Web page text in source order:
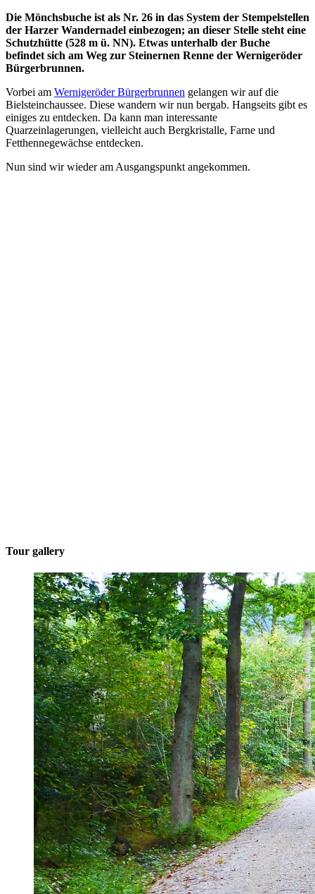
Die Mönchsbuche ist als Nr. 26 in das System der Stempelstellen
der Harzer Wandernadel einbezogen; an dieser Stelle steht eine
Schutzhütte (528 m ü. NN). Etwas unterhalb der Buche
befindet sich am Weg zur Steinernen Renne der Wernigeröder
Bürgerbrunnen.
Vorbei am Wernigeröder Bürgerbrunnen gelangen wir auf die
Bielsteinchaussee. Diese wandern wir nun bergab. Hangseits gibt es
einiges zu entdecken. Da kann man interessante
Quarzeinlagerungen, vielleicht auch Bergkristalle, Farne und
Fetthennegewächse entdecken.
Nun sind wir wieder am Ausgangspunkt angekommen.
Tour gallery